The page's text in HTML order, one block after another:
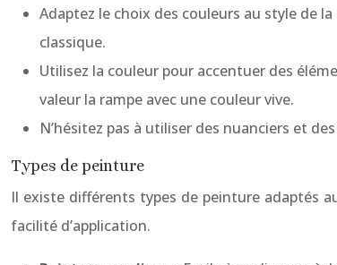
Adaptez le choix des couleurs au style de
classique.
Utilisez la couleur pour accentuer des
valeur la rampe avec une couleur vive.
N’hésitez pas à utiliser des nuanciers et
Types de peinture
Il existe différents types de peinture adaptés
facilité d’application.